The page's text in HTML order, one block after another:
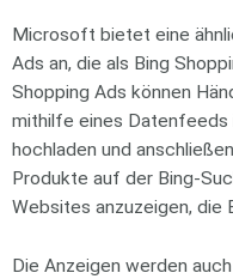
Microsoft bietet eine
Ads an, die als Bing
Shopping Ads können
mithilfe eines
hochladen und
Produkte auf der Bing-
Websites anzuzeigen, die
Die Anzeigen werden